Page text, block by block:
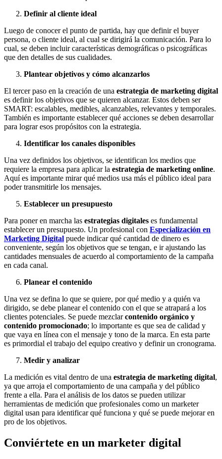
Definir al cliente ideal
Luego de conocer el punto de partida, hay que definir el buyer
persona, o cliente ideal, al cual se dirigirá la comunicación. Para lo
cual, se deben incluir características demográficas o psicográficas
que den detalles de sus cualidades.
Plantear objetivos y cómo alcanzarlos
El tercer paso en la creación de una estrategia de marketing digital
es definir los objetivos que se quieren alcanzar. Estos deben ser
SMART: escalables, medibles, alcanzables, relevantes y temporales.
También es importante establecer qué acciones se deben desarrollar
para lograr esos propósitos con la estrategia.
Identificar los canales disponibles
Una vez definidos los objetivos, se identifican los medios que
requiere la empresa para aplicar la estrategia de marketing online.
Aquí es importante mirar qué medios usa más el público ideal para
poder transmitirle los mensajes.
Establecer un presupuesto
Para poner en marcha las estrategias digitales es fundamental
establecer un presupuesto. Un profesional con Especialización en
Marketing Digital puede indicar qué cantidad de dinero es
conveniente, según los objetivos que se tengan, e ir ajustando las
cantidades mensuales de acuerdo al comportamiento de la campaña
en cada canal.
Planear el contenido
Una vez se defina lo que se quiere, por qué medio y a quién va
dirigido, se debe planear el contenido con el que se atrapará a los
clientes potenciales. Se puede mezclarcontenido orgánico y
contenido promocionado; lo importante es que sea de calidad y
que vaya en línea con el mensaje y tono de la marca. En esta parte
es primordial el trabajo del equipo creativo y definir un cronograma.
Medir y analizar
La medición es vital dentro de una estrategia de marketing digital,
ya que arroja el comportamiento de una campaña y del público
frente a ella. Para el análisis de los datos se pueden utilizar
herramientas de medición que profesionales como un marketer
digital usan para identificar qué funciona y qué se puede mejorar en
pro de los objetivos.
Conviértete en un marketer digital